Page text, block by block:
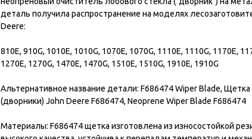
деталь получила распространение на моделях
Deere:
810E, 910G, 1010E, 1010G, 1070E, 1070G, 1110E, 1110G, 1170E,
1270E, 1270G, 1470E, 1470G, 1510E, 1510G, 1910E, 1910G
Альтернативное название детали: F686474 Wiper Blade,
(дворники) John Deere F686474, Neoprene Wiper Blade F686474
Материалы: F686474 щетка изготовлена из износостойкой